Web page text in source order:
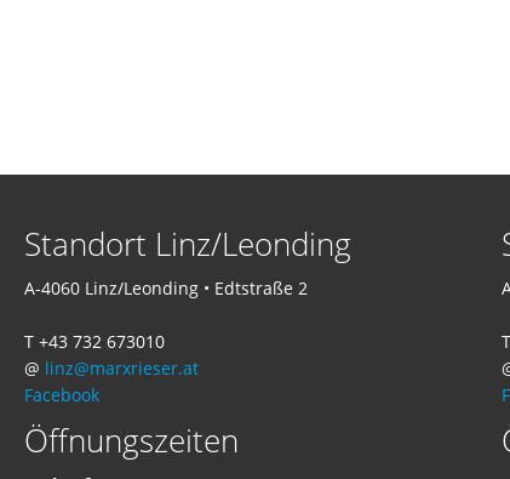
Standort Linz/Leonding
A-4060 Linz/Leonding • Edtstraße 2
T +43 732 673010
@ linz@marxrieser.at
Facebook
Öffnungszeiten